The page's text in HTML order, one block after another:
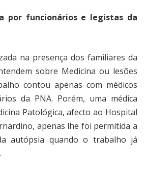
por funcionários e legistas da
na presença dos familiares da
sobre Medicina ou lesões
contou apenas com médicos
da PNA. Porém, uma médica
Patológica, afecto ao Hospital
apenas lhe foi permitida a
autópsia quando o trabalho já